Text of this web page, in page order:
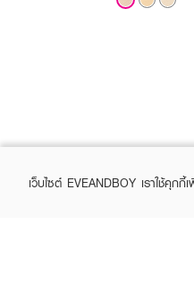
เว็บไซต์ EVEANDBOY เราใช้คุ